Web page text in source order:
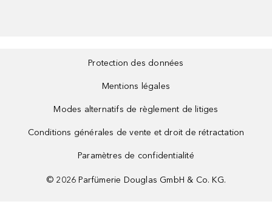
Protection des données
Mentions légales
Modes alternatifs de règlement de litiges
Conditions générales de vente et droit de rétractation
Paramètres de confidentialité
© 2026 Parfümerie Douglas GmbH & Co. KG.